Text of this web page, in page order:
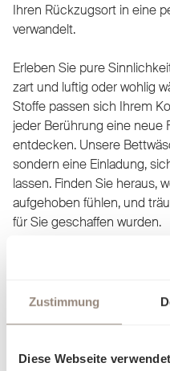
Zustimmung
Diese Webseite
Ihren Rückzugsort in eine
verwandelt.
Erleben Sie pure
zart und luftig oder wohlig
Stoffe passen sich Ihrem
jeder Berührung eine neue
entdecken. Unsere
sondern eine Einladung,
lassen. Finden Sie heraus,
aufgehoben fühlen, und
für Sie geschaffen wurden.